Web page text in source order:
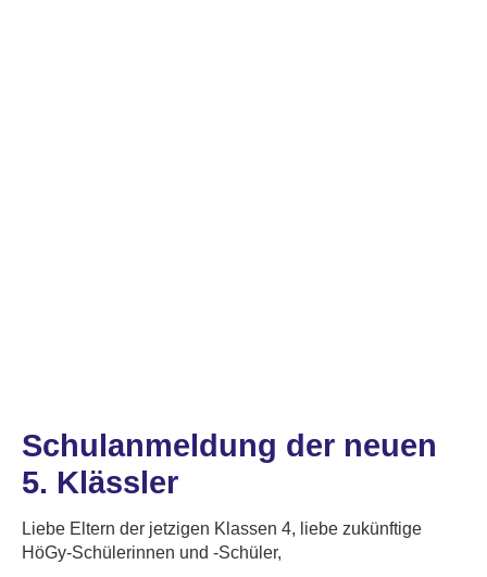
Schulanmeldung der neuen
5. Klässler
Liebe Eltern der jetzigen Klassen 4, liebe zukünftige
HöGy-Schülerinnen und -Schüler,